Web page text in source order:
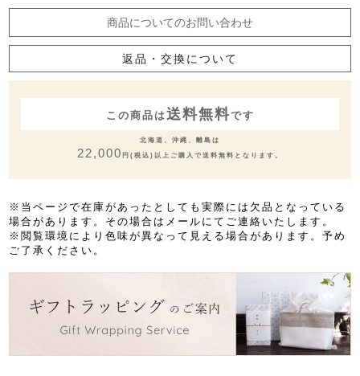
商品についてのお問い合わせ
返品・交換について
この商品は送料無料です
北海道、沖縄、離島は
22,000 円(税込)以上ご購入で送料無料となります。
※当ページで在庫があったとしても実際には欠品となっている
場合があります。その場合はメールにてご連絡いたします。
※閲覧環境により色味が異なって見える場合があります。予め
ご了承ください。